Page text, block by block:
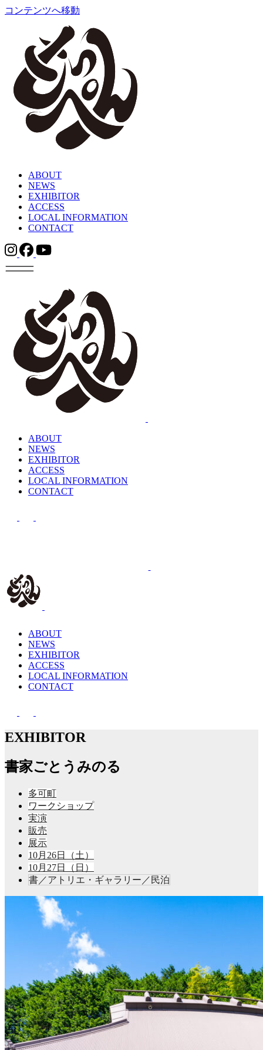
コンテンツへ移動
ABOUT
NEWS
EXHIBITOR
ACCESS
LOCAL INFORMATION
CONTACT
ABOUT
NEWS
EXHIBITOR
ACCESS
LOCAL INFORMATION
CONTACT
ABOUT
NEWS
EXHIBITOR
ACCESS
LOCAL INFORMATION
CONTACT
EXHIBITOR
書家ごとうみのる
多可町
ワークショップ
実演
販売
展示
10月26日（土）
10月27日（日）
書／アトリエ・ギャラリー／民泊